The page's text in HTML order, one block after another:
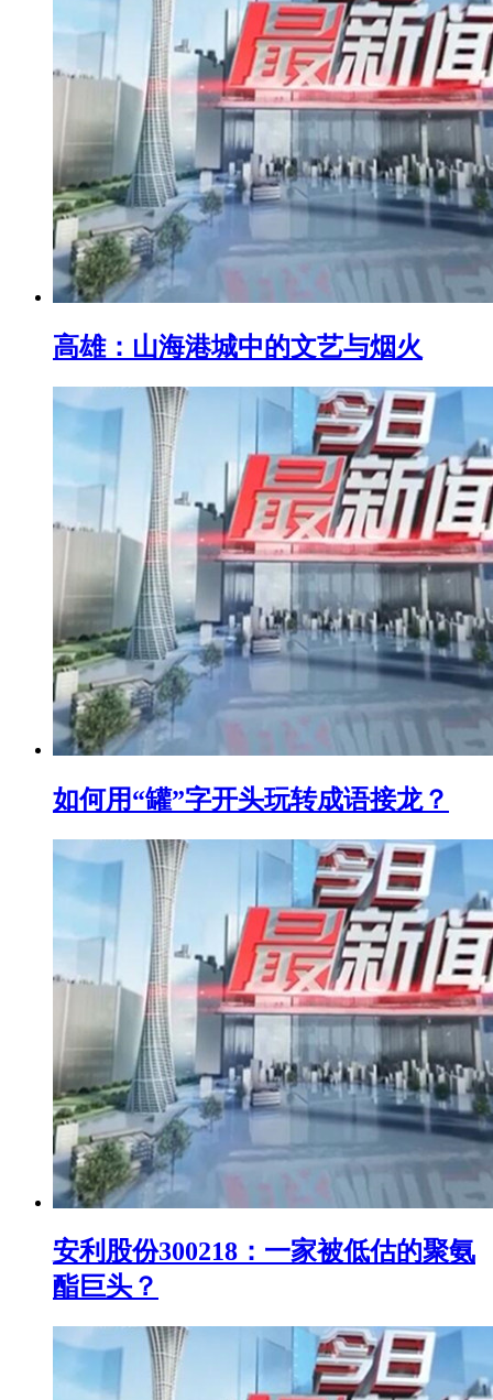
高雄：山海港城中的文艺与烟火
如何用“罐”字开头玩转成语接龙？
安利股份300218：一家被低估的聚氨
酯巨头？